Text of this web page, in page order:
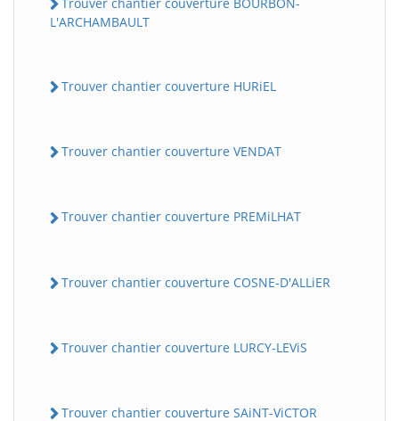
L'ARCHAMBAULT
Trouver chantier couverture HURiEL
Trouver chantier couverture VENDAT
Trouver chantier couverture PREMiLHAT
Trouver chantier couverture COSNE-D'ALLiER
Trouver chantier couverture LURCY-LEViS
Trouver chantier couverture SAiNT-ViCTOR